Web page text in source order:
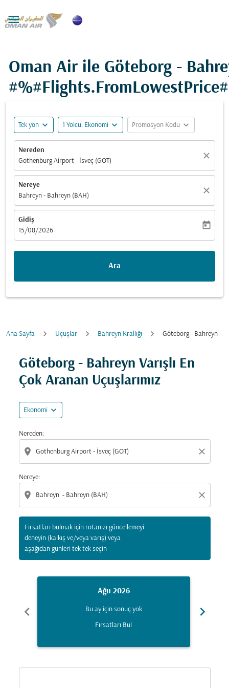

Oman Air ile Göteborg -
Tek yön expand_more 1 Yolcu, Ekonomi expand_more Promosyon Kodu expand_more
Nereden
Gothenburg Airport - İsveç (GOT)
close
Nereye
Bahreyn - Bahreyn (BAH)
close
Gidiş
fc-booking-departure-date-aria-label
15/08/2026
today
Ara
Ana Sayfa Uçuşlar Bahreyn Krallığı Göteborg - Bahreyn
Göteborg - Bahreyn Varışlı En
Çok Aranan Uçuşlarımız
Ekonomi expand_more
Nereden:
location_on close
Nereye:
location_on close
Fırsatları bulmak için rotanızı güncellemeyi
deneyin (kalkış ve/veya varış) veya
aşağıdan günleri tek tek seçin
Fırsatları bulmak için rotanızı güncellemeyi deneyin
chevron_left
Ağu 2026
Bu ay için sonuç yok
Fırsatları Bul
chevron_right